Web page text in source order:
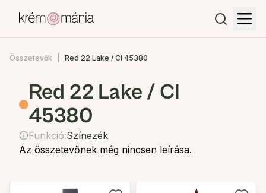
Összetevők Red 22 Lake / CI 45380
Red 22 Lake / CI
45380
Funkció:Színezék
Az összetevőnek még nincsen leírása.